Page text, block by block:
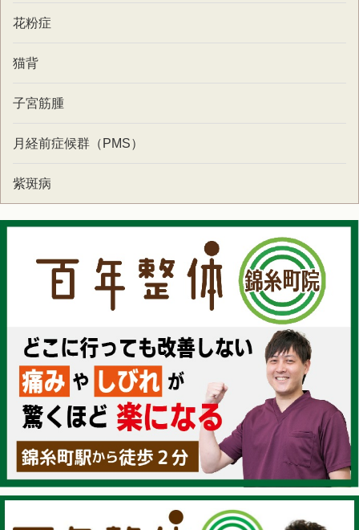
花粉症
猫背
子宮筋腫
月経前症候群（PMS）
紫斑病